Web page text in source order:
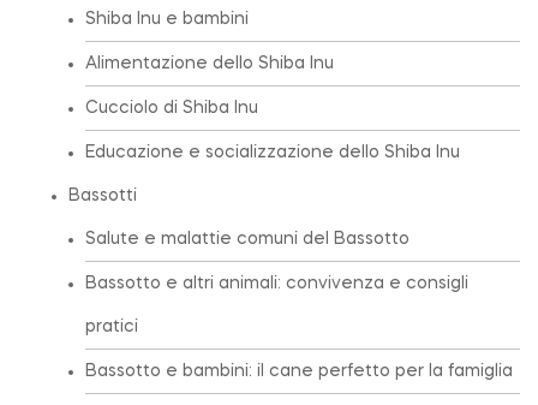
Shiba Inu e bambini
Alimentazione dello Shiba Inu
Cucciolo di Shiba Inu
Educazione e socializzazione dello Shiba Inu
Bassotti
Salute e malattie comuni del Bassotto
Bassotto e altri animali: convivenza e consigli
pratici
Bassotto e bambini: il cane perfetto per la famiglia